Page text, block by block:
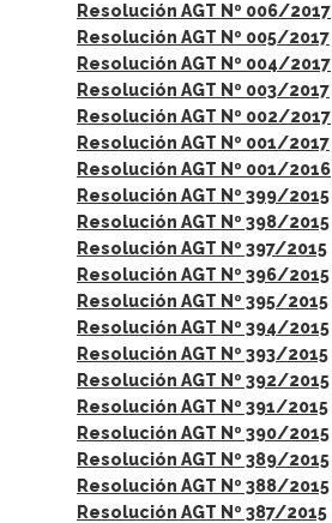
Resolución AGT Nº 006/2017
Resolución AGT Nº 005/2017
Resolución AGT Nº 004/2017
Resolución AGT Nº 003/2017
Resolución AGT Nº 002/2017
Resolución AGT Nº 001/2017
Resolución AGT Nº 001/2016
Resolución AGT Nº 399/2015
Resolución AGT Nº 398/2015
Resolución AGT Nº 397/2015
Resolución AGT Nº 396/2015
Resolución AGT Nº 395/2015
Resolución AGT Nº 394/2015
Resolución AGT Nº 393/2015
Resolución AGT Nº 392/2015
Resolución AGT Nº 391/2015
Resolución AGT Nº 390/2015
Resolución AGT Nº 389/2015
Resolución AGT Nº 388/2015
Resolución AGT Nº 387/2015